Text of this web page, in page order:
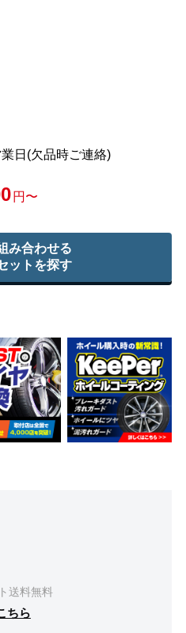
日(欠品時ご連絡)
円〜
み合わせる
ットを探す
送料無料
ちら